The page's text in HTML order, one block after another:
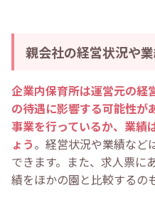
親会社の経営状況や
企業内保育所は運営元の経
の待遇に影響する可能性が
事業を行っているか、業績
ょう。経営状況や業績など
できます。また、求人票に
績をほかの園と比較するの